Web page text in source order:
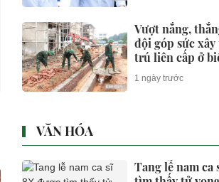
Vượt nắng,
đội góp sức
trú liên cấp ở
An
1 ngày trước
VĂN HÓA
Tang lễ nam ca